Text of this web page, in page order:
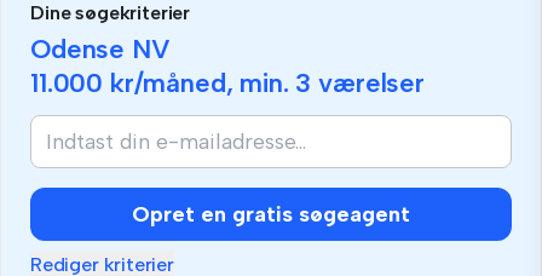
Dine søgekriterier
Odense NV
11.000 kr/måned, min. 3 værelser
Opret en gratis søgeagent
Rediger kriterier